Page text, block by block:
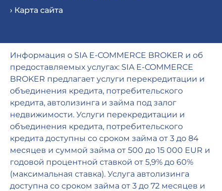
› Карта сайта
Информация о SIA E-COMMERCE BROKER и об
предоставляемых услугах: SIA E-COMMERCE
BROKER предлагает услуги перекредитации и
объединения кредита, потребительского
кредита, автолизинга и займа под залог
недвижимости. Услуги перекредитации и
объединения кредита, потребительского
кредита доступны со сроком займа от 3 до 84
месяцев и суммой займа от 500 до 15 000 EUR и
годовой процентной ставкой от 5,9% до 60%
(максимальная ставка). Услуга автолизинга
доступна со сроком займа от 3 до 72 месяцев и